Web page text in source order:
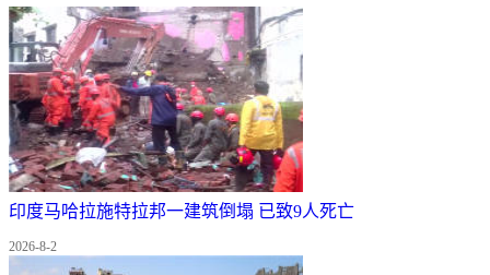
印度马哈拉施特拉邦一建筑倒塌 已致9人死亡
2026-8-2